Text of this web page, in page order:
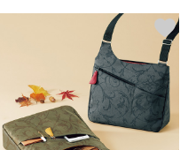
スリップオン
レースアップ
スニーカー